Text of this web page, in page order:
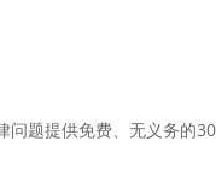
题提供免费、无义务的